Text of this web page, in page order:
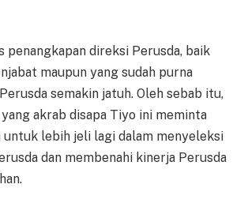
penangkapan direksi Perusda, baik
maupun yang sudah purna
semakin jatuh. Oleh sebab itu,
akrab disapa Tiyo ini meminta
untuk lebih jeli lagi dalam menyeleksi
dan membenahi kinerja Perusda